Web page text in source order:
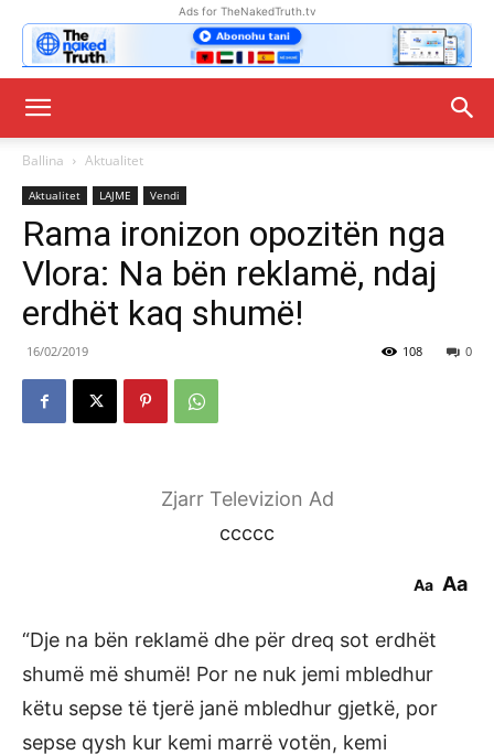
Ads for TheNakedTruth.tv
Ballina Aktualitet
Aktualitet LAJME Vendi
Rama ironizon opozitën nga
Vlora: Na bën reklamë, ndaj
erdhët kaq shumë!
16/02/2019 0
108
Zjarr Televizion Ad
ccccc
Aa Aa
“Dje na bën reklamë dhe për dreq sot erdhët
shumë më shumë! Por ne nuk jemi mbledhur
këtu sepse të tjerë janë mbledhur gjetkë, por
sepse qysh kur kemi marrë votën, kemi